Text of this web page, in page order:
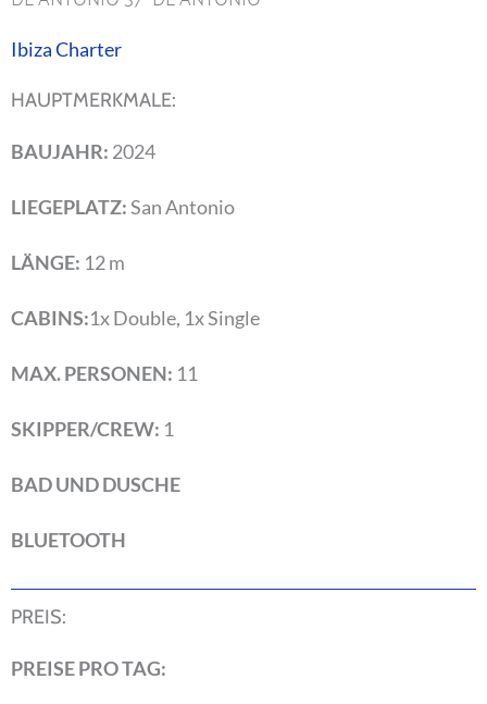
Ibiza Charter
HAUPTMERKMALE:
BAUJAHR: 2024
LIEGEPLATZ:San Antonio
LÄNGE: 12 m
CABINS:1x Double, 1x Single
MAX. PERSONEN: 11
SKIPPER/CREW: 1
BAD UND DUSCHE
BLUETOOTH
PREIS:
PREISE PRO TAG: